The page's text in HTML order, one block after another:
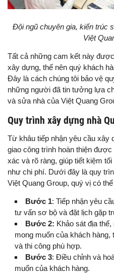
Đội ngũ chuyên gia, kiến trúc
Việt
Tất cả những cam kết này
xây dựng, thế nên quý khách
Đây là cách chúng tôi bảo vệ
những người đã tin tưởng lựa
và sửa nhà của Việt Quang
Quy trình xây dựng nhà
Từ khâu tiếp nhận yêu cầu xây
giao công trình hoàn thiện
xác và rõ ràng, giúp tiết kiệm
như chi phí. Dưới đây là quy
Việt Quang Group, quý vị có
Bước 1: Tiếp nhận yêu
tư vấn sơ bộ và đặt lịch gặp
Bước 2: Khảo sát địa
mong muốn của khách
và thi công phù hợp.
Bước 3: Điều chỉnh và
muốn của khách hàng.